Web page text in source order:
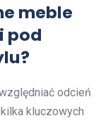
meble
pod
odcień
kluczowych